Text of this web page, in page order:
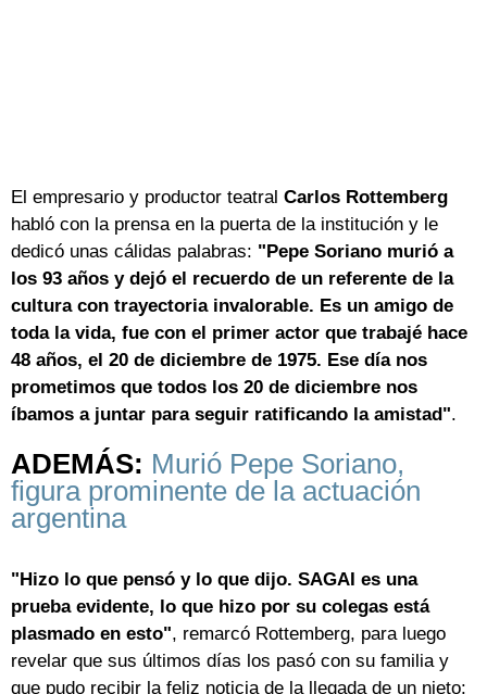
El empresario y productor teatral Carlos Rottemberg
habló con la prensa en la puerta de la institución y le
dedicó unas cálidas palabras: "Pepe Soriano murió a
los 93 años y dejó el recuerdo de un referente de la
cultura con trayectoria invalorable. Es un amigo de
toda la vida, fue con el primer actor que trabajé hace
48 años, el 20 de diciembre de 1975. Ese día nos
prometimos que todos los 20 de diciembre nos
íbamos a juntar para seguir ratificando la amistad".
ADEMÁS: Murió Pepe Soriano,
figura prominente de la actuación
argentina
"Hizo lo que pensó y lo que dijo. SAGAI es una
prueba evidente, lo que hizo por su colegas está
plasmado en esto", remarcó Rottemberg, para luego
revelar que sus últimos días los pasó con su familia y
que pudo recibir la feliz noticia de la llegada de un nieto: